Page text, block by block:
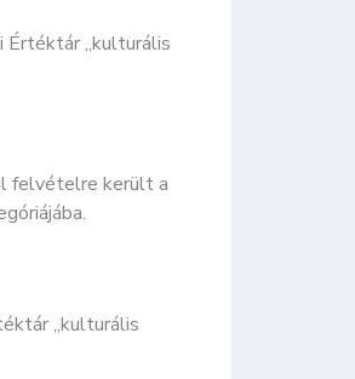
Értéktár „kulturális
felvételre került a
„kulturális